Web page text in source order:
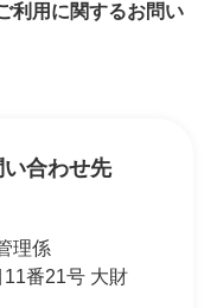
利用に関するお問い
合わせ先
理係
番21号 大財